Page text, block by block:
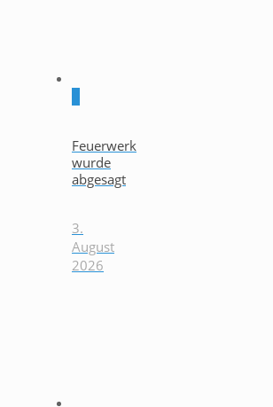
Feuerwerk
wurde
abgesagt
3.
August
2026